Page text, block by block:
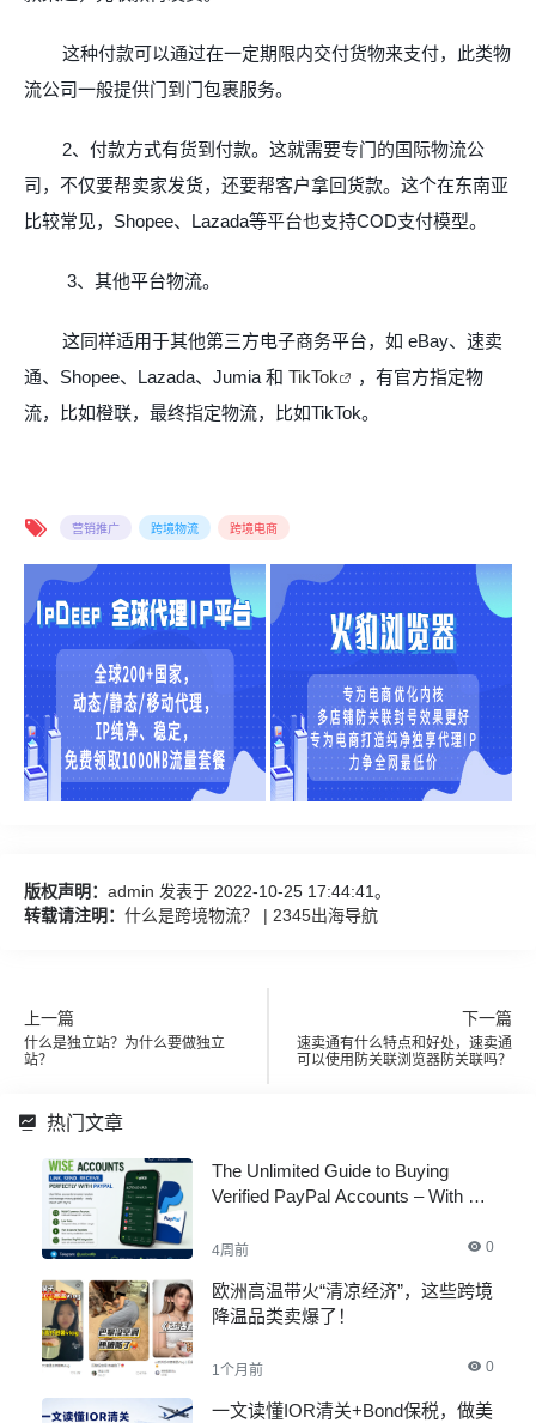
这种付款可以通过在一定期限内交付货物来支付，此类物
流公司一般提供门到门包裹服务。
2、付款方式有货到付款。这就需要专门的国际物流公
司，不仅要帮卖家发货，还要帮客户拿回货款。这个在东南亚
比较常见， Shopee、 Lazada等平台也支持COD支付模型。
3、其他平台物流。
这同样适用于其他第三方电子商务平台，如 eBay、速卖
通、 Shopee、 Lazada、 Jumia 和 TikTok
，有官方指定物
流，比如橙联，最终指定物流，比如TikTok。
营销推广 跨境物流 跨境电商
版权声明： admin 发表于 2022-10-25 17:44:41。
转载请注明： 什么是跨境物流？ | 2345出海导航
上一篇
什么是独立站？为什么要做独立
站？
下一篇
速卖通有什么特点和好处，速卖通
可以使用防关联浏览器防关联吗？
热门文章
The Unlimited Guide to Buying
Verified PayPal Accounts – With All
4周前 0
欧洲高温带火“清凉经济”，这些跨境
降温品类卖爆了！
1个月前 0
一文读懂IOR清关+Bond保税，做美